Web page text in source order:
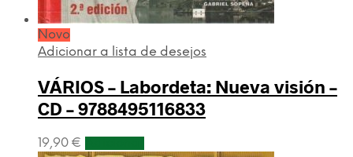
Novo
Adicionar a lista de desejos
VÁRIOS – Labordeta: Nueva visión –
CD – 9788495116833
19,90 €